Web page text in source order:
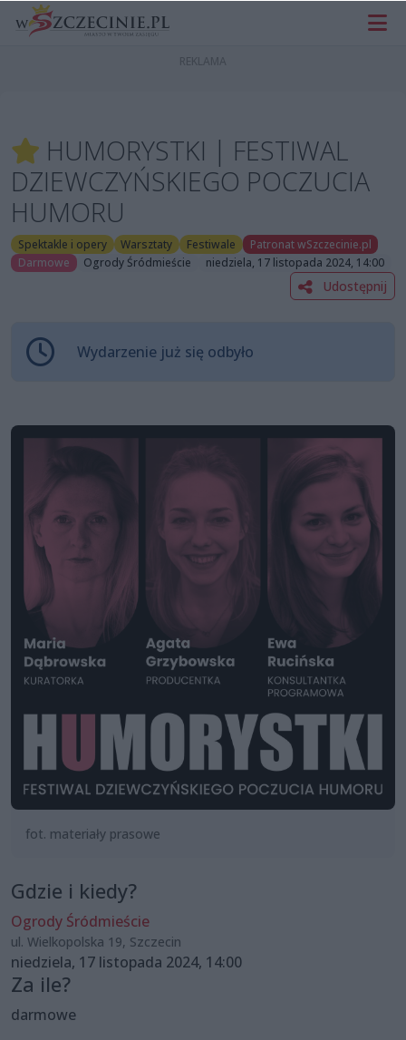
HUMORYSTKI | FESTIWAL
DZIEWCZYŃSKIEGO POCZUCIA
HUMORU
Spektakle i opery Warsztaty Festiwale
Patronat wSzczecinie.pl
Darmowe
Ogrody Śródmieście niedziela, 17 listopada 2024, 14:00
Udostępnij
Wydarzenie już się odbyło
fot. materiały prasowe
Gdzie i kiedy?
Ogrody Śródmieście
ul. Wielkopolska 19, Szczecin
niedziela, 17 listopada 2024, 14:00
Za ile?
darmowe